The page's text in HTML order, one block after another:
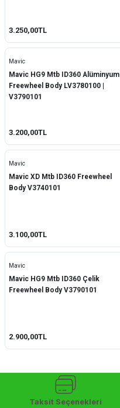
3.250,00TL
Mavic
Mavic HG9 Mtb ID360 Alüminyum
Freewheel Body LV3780100 |
V3790101
3.200,00TL
Mavic
Mavic XD Mtb ID360 Freewheel
Body V3740101
3.100,00TL
Mavic
Mavic HG9 Mtb ID360 Çelik
Freewheel Body V3790101
2.900,00TL
Taksit Seçenekleri